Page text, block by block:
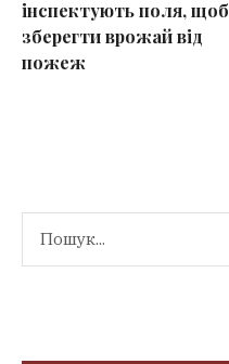
інспектують поля, щоб
зберегти врожай від
пожеж